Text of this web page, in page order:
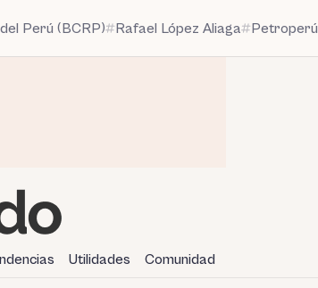
Perú (BCRP) Rafael López Aliaga Petroperú
Utilidades Comunidad